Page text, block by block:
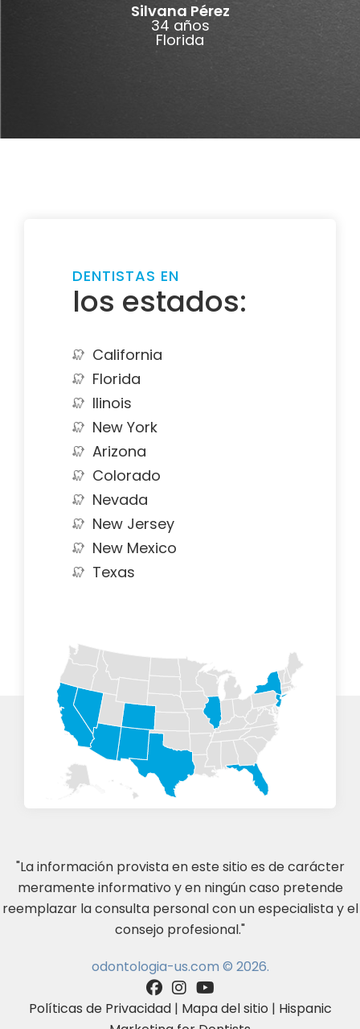
Silvana Pérez
34 años
Florida
DENTISTAS EN
los estados:
California
Florida
Ilinois
New York
Arizona
Colorado
Nevada
New Jersey
New Mexico
Texas
"La información provista en este sitio es de carácter
meramente informativo y en ningún caso pretende
reemplazar la consulta personal con un especialista y el
consejo profesional."
odontologia-us.com © 2026.
Políticas de Privacidad| Mapa del sitio | Hispanic